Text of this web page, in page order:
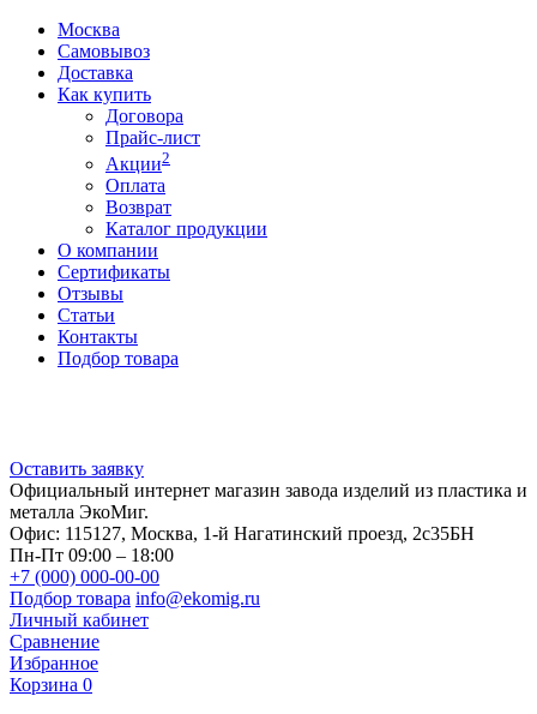
Москва
Самовывоз
Доставка
Как купить
Договора
Прайс-лист
Акции2
Оплата
Возврат
Каталог продукции
О компании
Сертификаты
Отзывы
Статьи
Контакты
Подбор товара
Оставить заявку
Официальный интернет магазин завода изделий из пластика и
металла ЭкоМиг.
Офис: 115127, Москва, 1-й Нагатинский проезд, 2с35БН
Пн-Пт 09:00 – 18:00
+7 (000) 000-00-00
Подбор товара info@ekomig.ru
Личный кабинет
Сравнение
Избранное
Корзина 0